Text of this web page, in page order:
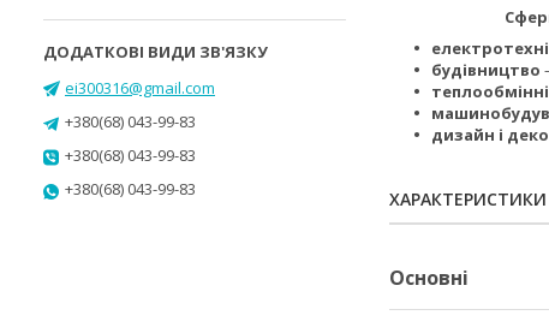
Сфери
будівництво
дизайн і
ХАРАКТЕРИСТИКИ
Основні
ei300316@gmail.com
+380(68) 043-99-83
+380(68) 043-99-83
+380(68) 043-99-83